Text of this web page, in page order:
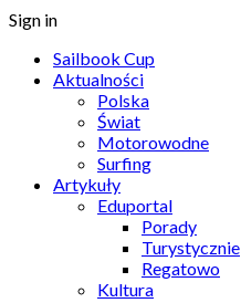
Sign in
Sailbook Cup
Aktualności
Polska
Świat
Motorowodne
Surfing
Artykuły
Eduportal
Porady
Turystycznie
Regatowo
Kultura